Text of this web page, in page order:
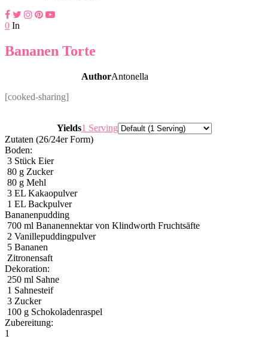
0 In
Bananen Torte
AuthorAntonella
[cooked-sharing]
Yields1 ServingServings
Zutaten (26/24er Form)
Boden:
3 Stück Eier
80 g Zucker
80 g Mehl
3 EL Kakaopulver
1 EL Backpulver
Bananenpudding
700 ml Bananennektar von Klindworth Fruchtsäfte
2 Vanillepuddingpulver
5 Bananen
Zitronensaft
Dekoration:
250 ml Sahne
1 Sahnesteif
3 Zucker
100 g Schokoladenraspel
Zubereitung:
1